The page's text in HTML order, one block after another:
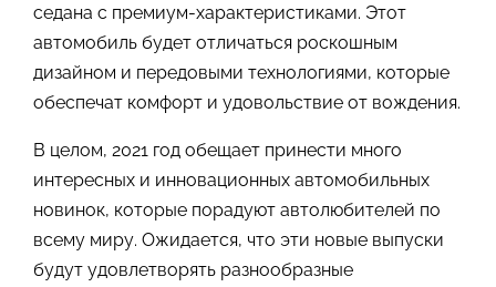
седана с премиум-характеристиками. Этот
автомобиль будет отличаться роскошным
дизайном и передовыми технологиями, которые
обеспечат комфорт и удовольствие от вождения.
В целом, 2021 год обещает принести много
интересных и инновационных автомобильных
новинок, которые порадуют автолюбителей по
всему миру. Ожидается, что эти новые выпуски
будут удовлетворять разнообразные